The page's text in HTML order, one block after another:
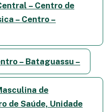
– Centro de
– Centro –
– Bataguassu –
de
de Saúde, Unidade